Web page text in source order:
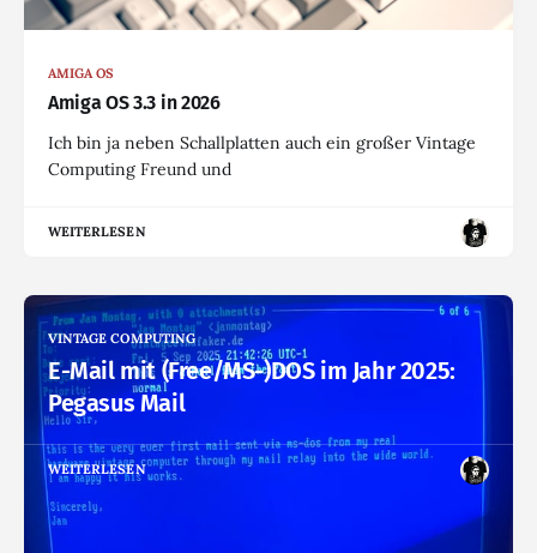
AMIGA OS
Amiga OS 3.3 in 2026
Ich bin ja neben Schallplatten auch ein großer Vintage
Computing Freund und
WEITERLESEN
VINTAGE COMPUTING
E-Mail mit (Free/MS-)DOS im Jahr 2025:
Pegasus Mail
WEITERLESEN